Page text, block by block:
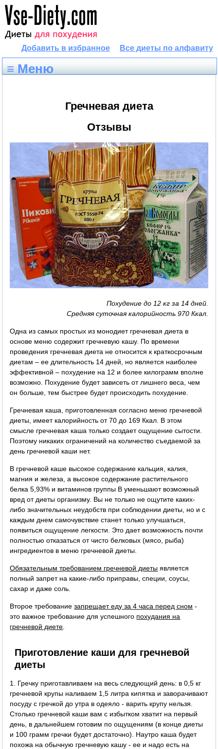
Все диеты по алфавиту
Добавить в избранное
≡ Меню
Гречневая диета
Отзывы
Похудение до 12 кг за 14 дней.
Средняя суточная калорийность 970 Ккал.
Одна из самых простых из монодиет гречневая диета в
основе меню содержит гречневую кашу. По времени
проведения гречневая диета не относится к краткосрочным
диетам – ее длительность 14 дней, но является наиболее
эффективной – похудение на 12 и более килограмм вполне
возможно. Похудение будет зависеть от лишнего веса, чем
он больше, тем быстрее будет происходить похудение.
Гречневая каша, приготовленная согласно меню гречневой
диеты, имеет калорийность от 70 до 169 Ккал. В этом
смысле гречневая каша только создает ощущение сытости.
Поэтому никаких ограничений на количество съедаемой за
день гречневой каши нет.
В гречневой каше высокое содержание кальция, калия,
магния и железа, а высокое содержание растительного
белка 5,93% и витаминов группы B уменьшают возможный
вред от диеты организму. Вы не только не ощутите каких-
либо значительных неудобств при соблюдении диеты, но и с
каждым днем самочувствие станет только улучшаться,
появиться ощущение легкости. Это дает возможность почти
полностью отказаться от чисто белковых (мясо, рыба)
ингредиентов в меню гречневой диеты.
Обязательным требованием гречневой диеты является
полный запрет на какие-либо приправы, специи, соусы,
сахар и даже соль.
Второе требованиезапрещает еду за 4 часа перед сном -
это важное требование для успешного похудания на
гречневой диете
Приготовление каши для гречневой
диеты
1. Гречку приготавливаем на весь следующий день: в 0,5 кг
гречневой крупы наливаем 1,5 литра кипятка и заворачивают
посуду с гречкой до утра в одеяло - варить крупу нельзя.
Столько гречневой каши вам с избытком хватит на первый
день, в дальнейшем готовим по ощущениям (в конце диеты
и 100 грамм гречки будет достаточно). Наутро каша будет
похожа на обычную гречневую кашу - ее и надо есть на